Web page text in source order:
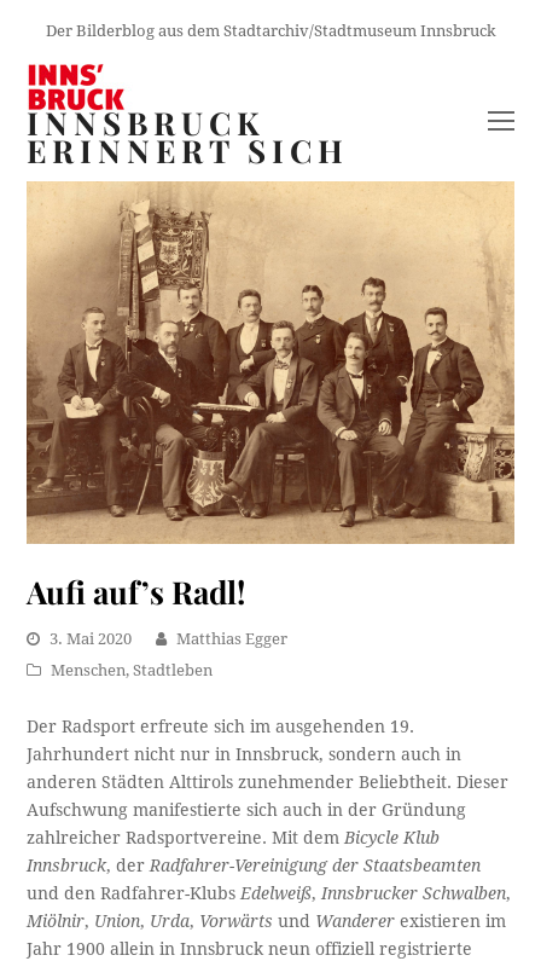
Der Bilderblog aus dem Stadtarchiv/Stadtmuseum Innsbruck
INNSBRUCK
ERINNERT SICH
Aufi auf’s Radl!
3. Mai 2020
Matthias Egger
Menschen,Stadtleben
Der Radsport erfreute sich im ausgehenden 19.
Jahrhundert nicht nur in Innsbruck, sondern auch in
anderen Städten Alttirols zunehmender Beliebtheit. Dieser
Aufschwung manifestierte sich auch in der Gründung
zahlreicher Radsportvereine. Mit demBicycle Klub
Innsbruck, derRadfahrer-Vereinigung der Staatsbeamten
und den Radfahrer-KlubsEdelweiß,Innsbrucker Schwalben,
Miölnir, Union, Urda, Vorwärts und Wandererexistieren im
Jahr 1900 allein in Innsbruck neun offiziell registrierte